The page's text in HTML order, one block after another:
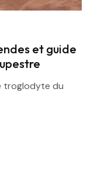
et guide
troglodyte du